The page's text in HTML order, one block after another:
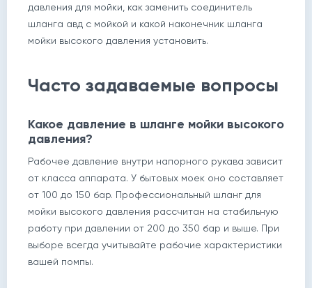
давления для мойки, как заменить соединитель
шланга авд с мойкой и какой наконечник шланга
мойки высокого давления установить.
Часто задаваемые вопросы
Какое давление в шланге мойки высокого
давления?
Рабочее давление внутри напорного рукава зависит
от класса аппарата. У бытовых моек оно составляет
от 100 до 150 бар. Профессиональный шланг для
мойки высокого давления рассчитан на стабильную
работу при давлении от 200 до 350 бар и выше. При
выборе всегда учитывайте рабочие характеристики
вашей помпы.